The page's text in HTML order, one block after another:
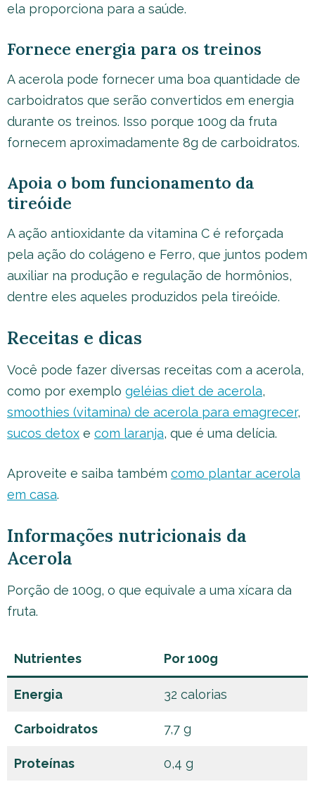
ela proporciona para a saúde.
Fornece energia para os treinos
A acerola pode fornecer uma boa quantidade de
carboidratos que serão convertidos em energia
durante os treinos. Isso porque 100g da fruta
fornecem aproximadamente 8g de carboidratos.
Apoia o bom funcionamento da
tireóide
A ação antioxidante da vitamina C é reforçada
pela ação do colágeno e Ferro, que juntos podem
auxiliar na produção e regulação de hormônios,
dentre eles aqueles produzidos pela tireóide.
Receitas e dicas
Você pode fazer diversas receitas com a acerola,
como por exemplo geléias diet de acerola,
smoothies (vitamina) de acerola para emagrecer,
sucos detox e com laranja, que é uma delícia.
Aproveite e saiba também como plantar acerola
em casa.
Informações nutricionais da
Acerola
Porção de 100g, o que equivale a uma xícara da
fruta.
Nutrientes Por 100g
Energia 32 calorias
Carboidratos 7,7 g
Proteínas 0,4 g